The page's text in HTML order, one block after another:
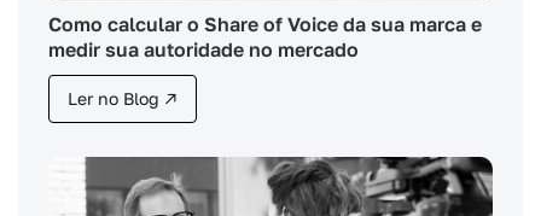
Como calcular o Share of Voice da sua marca e
medir sua autoridade no mercado
Ler no Blog ↗